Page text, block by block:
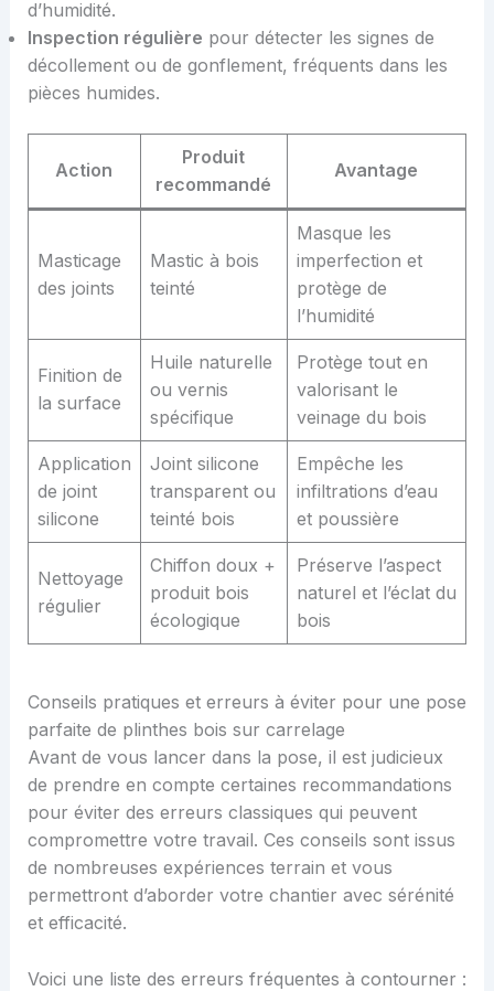
d’humidité.
Inspection régulière pour détecter les signes de
décollement ou de gonflement, fréquents dans les
pièces humides.
Action
Produit
recommandé
Avantage
Masticage
des joints
Mastic à bois
teinté
Masque les
imperfection et
protège de
l’humidité
Finition de
la surface
Huile naturelle
ou vernis
spécifique
Protège tout en
valorisant le
veinage du bois
Application
de joint
silicone
Joint silicone
transparent ou
teinté bois
Empêche les
infiltrations d’eau
et poussière
Nettoyage
régulier
Chiffon doux +
produit bois
écologique
Préserve l’aspect
naturel et l’éclat du
bois
Conseils pratiques et erreurs à éviter pour une pose
parfaite de plinthes bois sur carrelage
Avant de vous lancer dans la pose, il est judicieux
de prendre en compte certaines recommandations
pour éviter des erreurs classiques qui peuvent
compromettre votre travail. Ces conseils sont issus
de nombreuses expériences terrain et vous
permettront d’aborder votre chantier avec sérénité
et efficacité.
Voici une liste des erreurs fréquentes à contourner :